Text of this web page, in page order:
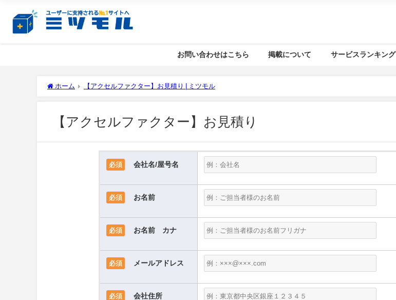
お問い合わせはこちら 掲載について サービスランキング
ホーム 【アクセルファクター】お見積り | ミツモル
【アクセルファクター】お見積り
必須 会社名/屋号名
必須 お名前
必須 お名前 カナ
必須 メールアドレス
必須 会社住所